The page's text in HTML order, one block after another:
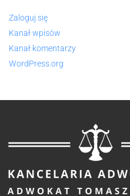
Zaloguj się
Kanał wpisów
Kanał komentarzy
WordPress.org